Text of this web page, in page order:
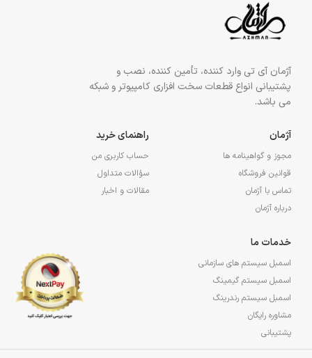
آژمان آی تی وارد کننده، تأمین کننده، نصب و
پشتیبانی انواع قطعات سخت افزاری کامپیوتر و شبکه
می باشد.
آژمان
مجوز و گواهینامه ها
قوانین فروشگاه
تماس با آژمان
درباره آژمان
راهنمای خرید
حساب کاربری من
سؤالات متداول
مقالات و اخبار
خدمات ما
اسمبل سیستم های سازمانی
اسمبل سیستم گیمینگ
اسمبل سیستم رندرینگ
مشاوره رایگان
پشتیبانی